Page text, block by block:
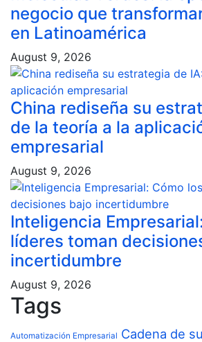
negocio que
en Latinoamérica
August 9, 2026
China rediseña su
de la teoría a la
empresarial
August 9, 2026
Inteligencia
líderes toman
incertidumbre
August 9, 2026
Tags
Automatización Empresarial Cadena de